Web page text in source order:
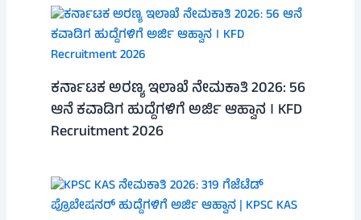
ಕರ್ನಾಟಕ ಅರಣ್ಯ ಇಲಾಖೆ ನೇಮಕಾತಿ 2026: 56
ಆನೆ ಕವಾಡಿಗ ಹುದ್ದೆಗಳಿಗೆ ಅರ್ಜಿ ಆಹ್ವಾನ । KFD
Recruitment 2026